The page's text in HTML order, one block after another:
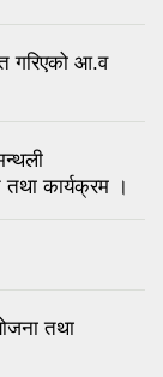
गरिएको आ.व
कार्यक्रम ।
तथा